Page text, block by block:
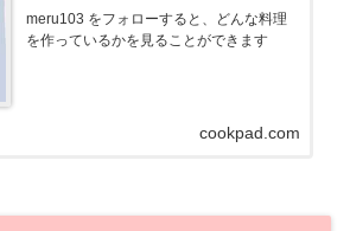
meru103 をフォローすると、どんな料理
を作っているかを見ることができます
cookpad.com